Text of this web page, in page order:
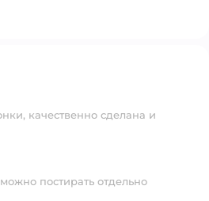
качественно сделана и
постирать отдельно